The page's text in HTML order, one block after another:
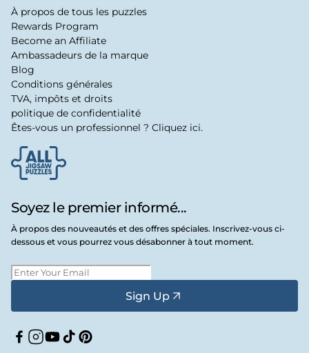
Soyez le premier informé...
À propos des nouveautés et des offres spéciales. Inscrivez-vous ci-
dessous et vous pourrez vous désabonner à tout moment.
Sign Up
Facebook
Instagram
YouTube
TikTokPinterest
À propos de tous les puzzles
Rewards Program
Become an Affiliate
Ambassadeurs de la marque
Blog
Conditions générales
TVA, impôts et droits
politique de confidentialité
Êtes-vous un professionnel ? Cliquez ici.